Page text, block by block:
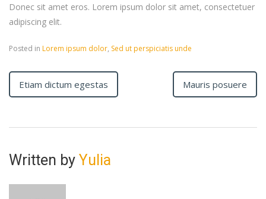
Donec sit amet eros. Lorem ipsum dolor sit amet, consectetuer
adipiscing elit.
Posted in Lorem ipsum dolor, Sed ut perspiciatis unde
Etiam dictum egestas Mauris posuere
Written by Yulia